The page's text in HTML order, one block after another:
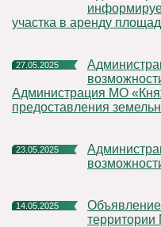
участка в аренду
27.05.2025
Администрация МО «Княжпогостский» информирует о
Администрация МО
предоставления
23.05.2025
Администрация МО «Княжпогостский» информирует о
14.05.2025
Объявление об отборе поставщиков топлива твердого на
территории